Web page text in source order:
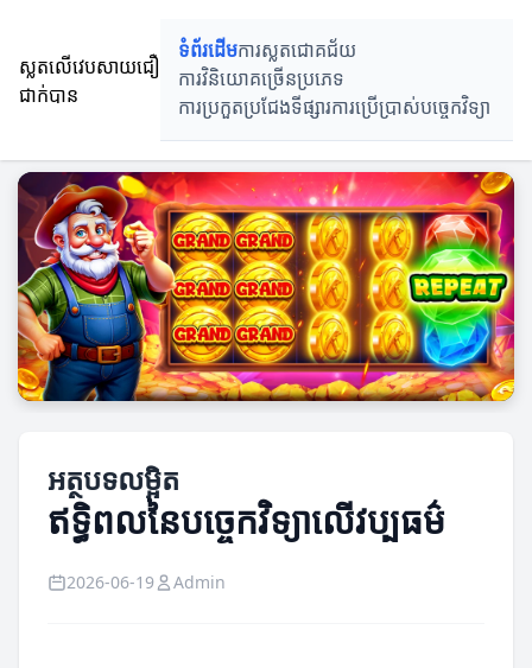
ស្លតលើវេបសាយជឿ
ជាក់បាន
ទំព័រដើមការស្លតជោគជ័យ
ការវិនិយោគច្រើនប្រភេទ
ការប្រកួតប្រជែងទីផ្សារការប្រើប្រាស់បច្ចេកវិទ្យា
អត្ថបទលម្អិត
ឥទ្ធិពលនៃបច្ចេកវិទ្យា​លើវប្បធម៌
2026-06-19 Admin